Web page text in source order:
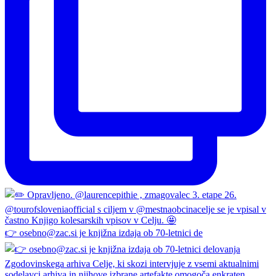
👉 osebno@zac.si je knjižna izdaja ob 70-letnici de